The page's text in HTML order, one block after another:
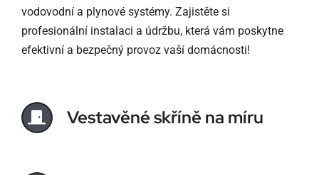
vodovodní a plynové systémy. Zajistěte si
profesionální instalaci a údržbu, která vám poskytne
efektivní a bezpečný provoz vaší domácnosti!
Vestavěné skříně na míru